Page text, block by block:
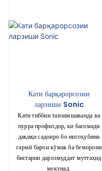
Кати барқарорсозии
ларзиши Sonic
Кати тиббии танзимшаванда ва
пурра профилдор, ки басомади
дақиқи садоиро бо нигоҳубини
гармӣ барои кӯмак ба беморони
бистарии дарозмуддат муттаҳид
мекунад.